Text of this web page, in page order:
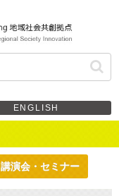
ENGLISH
講演会・セミナー